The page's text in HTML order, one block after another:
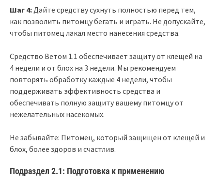
Шаг 4: Дайте средству сухнуть полностью перед тем,
как позволить питомцу бегать и играть. Не допускайте,
чтобы питомец лакал место нанесения средства.
Средство Ветом 1.1 обеспечивает защиту от клещей на
4 недели и от блох на 3 недели. Мы рекомендуем
повторять обработку каждые 4 недели, чтобы
поддерживать эффективность средства и
обеспечивать полную защиту вашему питомцу от
нежелательных насекомых.
Не забывайте: Питомец, который защищен от клещей и
блох, более здоров и счастлив.
Подраздел 2.1: Подготовка к применению